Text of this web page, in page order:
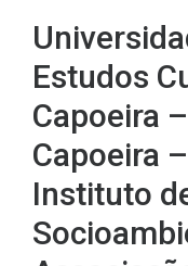
Estudos
Capoeira
Capoeira
Instituto